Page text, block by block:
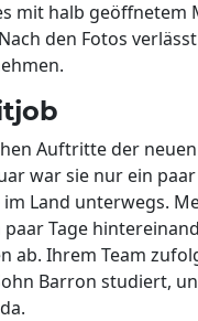
mit halb geöffnetem
den Fotos
Auftritte der
war sie nur ein
Land unterwegs.
Tage
ab. Ihrem Team
Barron studiert,